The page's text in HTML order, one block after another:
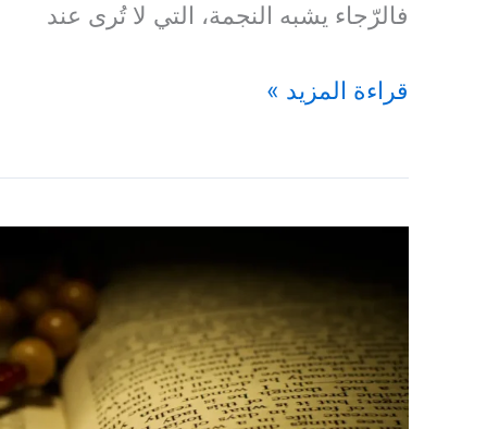
فالرّجاء يشبه النجمة، التي لا تُرى عند
قراءة المزيد »
(ميخا
١٠:٢)